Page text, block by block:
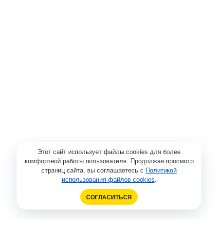
Этот сайт использует файлы cookies для более
комфортной работы пользователя. Продолжая просмотр
страниц сайта, вы соглашаетесь с Политикой
использования файлов cookies.
СОГЛАСИТЬСЯ